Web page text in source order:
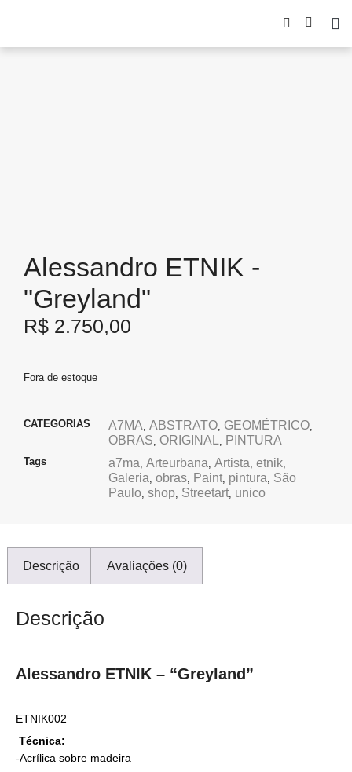
Alessandro ETNIK -
"Greyland"
R$ 2.750,00
Fora de estoque
CATEGORIAS A7MA, ABSTRATO, GEOMÉTRICO,
OBRAS, ORIGINAL, PINTURA
Tags a7ma, Arteurbana, Artista, etnik,
Galeria, obras, Paint, pintura, São
Paulo, shop, Streetart, unico
Descrição Avaliações (0)
Descrição
Alessandro ETNIK – “Greyland”
ETNIK002
Técnica:
-Acrílica sobre madeira